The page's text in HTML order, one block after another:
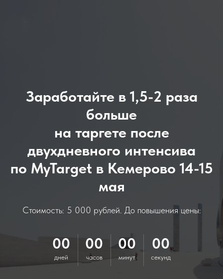
Заработайте в 1,5-2 раза
больше
на таргете после
двухдневного интенсива
по MyTarget в Кемерово 14-15
мая
Стоимость: 5 000 рублей. До повышения цены:
00
дней
00
часов
00
минут
00
секунд